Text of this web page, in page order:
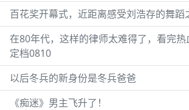
百花奖开幕式，近距离感受刘浩存的舞蹈
在80年代，这样的律师太难得了，看完
定档0810
以后冬兵的新身份是冬兵爸爸
《痴迷》男主飞升了！